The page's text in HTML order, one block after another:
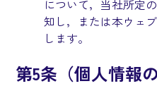
について，当社所定
知し，または本ウェ
します。
第5条（個人情報